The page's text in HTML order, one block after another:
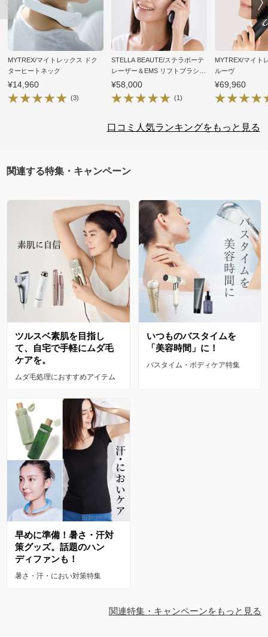
MYTREX/マイトレックス ドク
ターヒートネック
¥14,960
(3)
STELLA BEAUTE/ステラボーテ
レーザー＆EMS リフトブラシ
PRO
¥58,000
(1)
MYTREX/マイ
ルーヴ
¥69,960
口コミ人気ランキングをもっと見る
関連する特集・キャンペーン
ツルスベ素肌を目指し
て、自宅で手軽にムダ毛
ケアを。
ムダ毛処理におすすめアイテム
いつものバスタイムを
「美容時間」に！
バスタイム・ボディケア特集
早めに準備！暑さ・汗対
策グッズ。話題のハン
ディファンも！
暑さ・汗・におい対策特集
関連特集・キャンペーンをもっと見る